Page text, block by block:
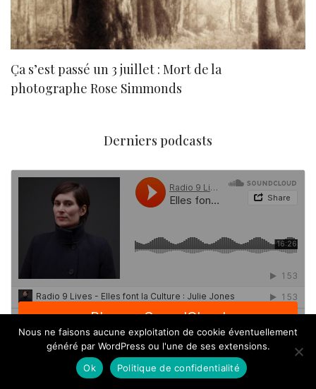
Ça s’est passé un 3 juillet : Mort de la
photographe Rose Simmonds
Derniers podcasts
Nous ne faisons aucune exploitation de cookie éventuellement
généré par WordPress ou l'une de ses extensions.
Ok
Politique de confidentialité